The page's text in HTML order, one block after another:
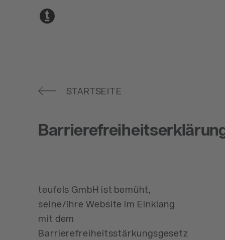
STARTSEITE
teufels GmbH ist bemüht,
seine/ihre Website im Einklang
mit dem
Barrierefreiheitsstärkungsgesetz